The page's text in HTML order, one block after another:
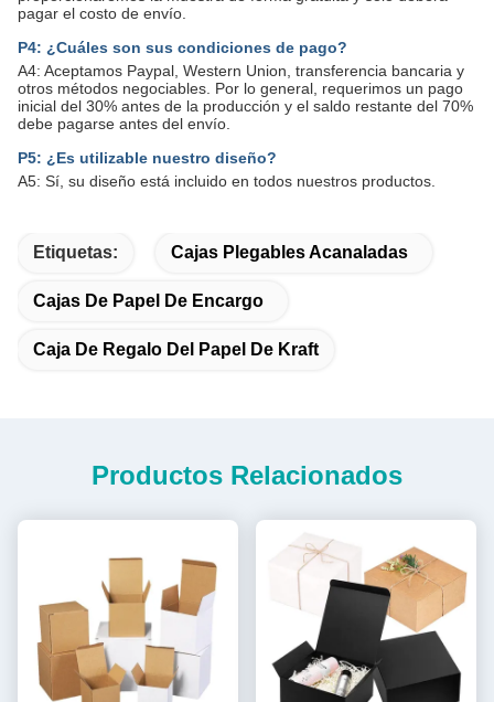
pagar el costo de envío.
P4: ¿Cuáles son sus condiciones de pago?
A4: Aceptamos Paypal, Western Union, transferencia bancaria y
otros métodos negociables. Por lo general, requerimos un pago
inicial del 30% antes de la producción y el saldo restante del 70%
debe pagarse antes del envío.
P5: ¿Es utilizable nuestro diseño?
A5: Sí, su diseño está incluido en todos nuestros productos.
Etiquetas: Cajas Plegables Acanaladas
Cajas De Papel De Encargo
Caja De Regalo Del Papel De Kraft
Productos Relacionados